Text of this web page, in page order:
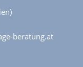
beratung.at